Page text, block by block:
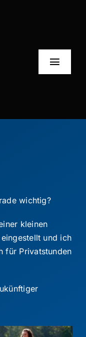
wichtig?
kleinen
und ich
für Privatstunden